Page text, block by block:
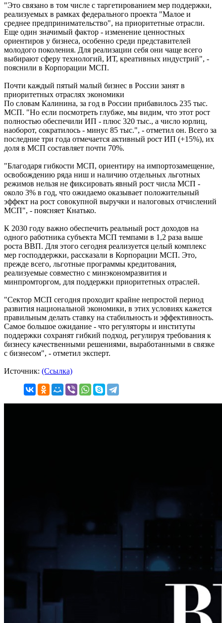
"Это связано в том числе с таргетированием мер поддержки,
реализуемых в рамках федерального проекта "Малое и
среднее предпринимательство", на приоритетные отрасли.
Еще один значимый фактор - изменение ценностных
ориентиров у бизнеса, особенно среди представителей
молодого поколения. Для реализации себя они чаще всего
выбирают сферу технологий, ИТ, креативных индустрий", -
пояснили в Корпорации МСП.
Почти каждый пятый малый бизнес в России занят в
приоритетных отраслях экономики
По словам Калинина, за год в России прибавилось 235 тыс.
МСП. "Но если посмотреть глубже, мы видим, что этот рост
полностью обеспечили ИП - плюс 320 тыс., а число юрлиц,
наоборот, сократилось - минус 85 тыс.", - отметил он. Всего за
последние три года отмечается активный рост ИП (+15%), их
доля в МСП составляет почти 70%.
"Благодаря гибкости МСП, ориентиру на импортозамещение,
освобождению ряда ниш и наличию отдельных льготных
режимов нельзя не фиксировать явный рост числа МСП -
около 3% в год, что ожидаемо оказывает положительный
эффект на рост совокупной выручки и налоговых отчислений
МСП", - поясняет Кнатько.
К 2030 году важно обеспечить реальный рост доходов на
одного работника субъекта МСП темпами в 1,2 раза выше
роста ВВП. Для этого сегодня реализуется целый комплекс
мер господдержки, рассказали в Корпорации МСП. Это,
прежде всего, льготные программы кредитования,
реализуемые совместно с минэкономразвития и
минпромторгом, для поддержки приоритетных отраслей.
"Сектор МСП сегодня проходит крайне непростой период
развития национальной экономики, в этих условиях кажется
правильным делать ставку на стабильность и эффективность.
Самое большое ожидание - что регуляторы и институты
поддержки сохранят гибкий подход, регулируя требования к
бизнесу качественными решениями, выработанными в связке
с бизнесом", - отметил эксперт.
Источник: (Ссылка)